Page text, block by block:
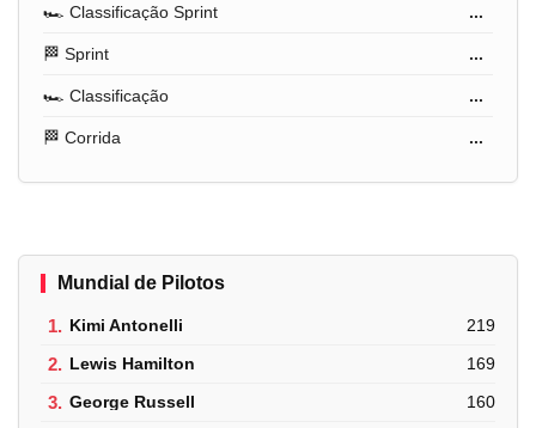
🏎️ Classificação Sprint ...
🏁 Sprint ...
🏎️ Classificação ...
🏁 Corrida ...
Mundial de Pilotos
1. Kimi Antonelli 219
2. Lewis Hamilton 169
3. George Russell 160